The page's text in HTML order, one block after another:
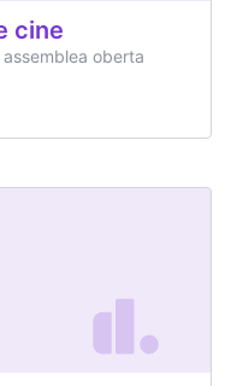
cine
oberta